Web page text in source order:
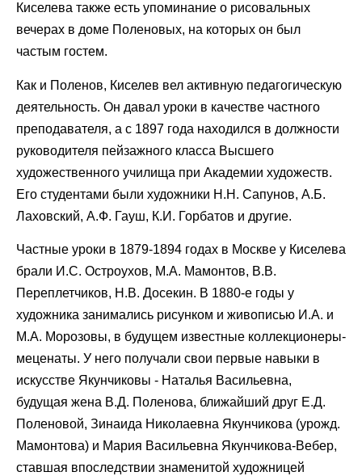
Киселева также есть упоминание о рисовальных
вечерах в доме Поленовых, на которых он был
частым гостем.
Как и Поленов, Киселев вел активную педагогическую
деятельность. Он давал уроки в качестве частного
преподавателя, а с 1897 года находился в должности
руководителя пейзажного класса Высшего
художественного училища при Академии художеств.
Его студентами были художники Н.Н. Сапунов, А.Б.
Лаховский, А.Ф. Гауш, К.И. Горбатов и другие.
Частные уроки в 1879-1894 годах в Москве у Киселева
брали И.С. Остроухов, М.А. Мамонтов, В.В.
Переплетчиков, Н.В. Досекин. В 1880-е годы у
художника занимались рисунком и живописью И.А. и
М.А. Морозовы, в будущем известные коллекционеры-
меценаты. У него получали свои первые навыки в
искусстве Якунчиковы - Наталья Васильевна,
будущая жена В.Д. Поленова, ближайший друг Е.Д.
Поленовой, Зинаида Николаевна Якунчикова (урожд.
Мамонтова) и Мария Васильевна Якунчикова-Вебер,
ставшая впоследствии знаменитой художницей